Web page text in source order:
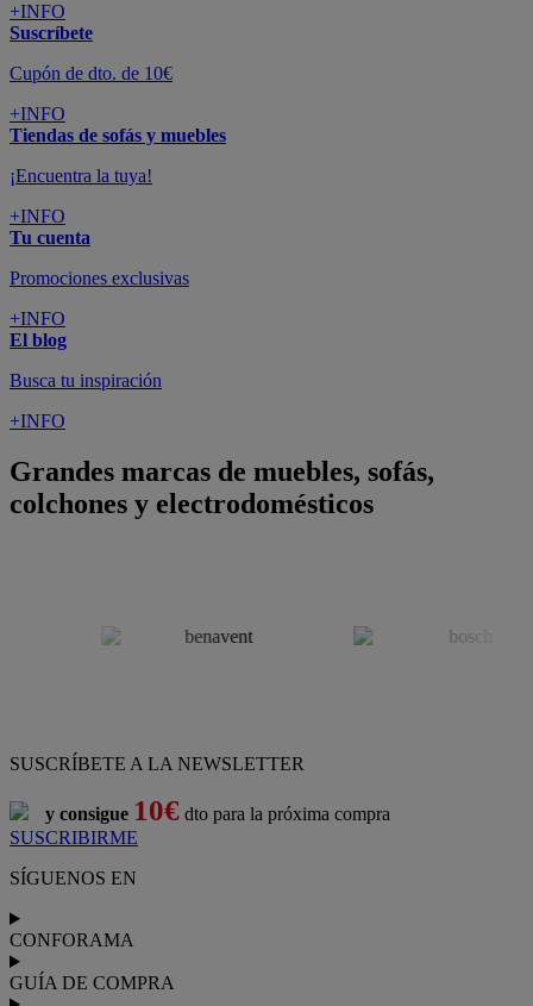
+INFO
Suscríbete
Cupón de dto. de 10€
+INFO
Tiendas de sofás y muebles
¡Encuentra la tuya!
+INFO
Tu cuenta
Promociones exclusivas
+INFO
El blog
Busca tu inspiración
+INFO
Grandes marcas de muebles, sofás,
colchones y electrodomésticos
SUSCRÍBETE A LA NEWSLETTER
y consigue 10€ dto para la próxima compra
SUSCRIBIRME
SÍGUENOS EN
CONFORAMA
GUÍA DE COMPRA